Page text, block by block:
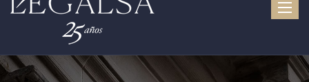
Toggle